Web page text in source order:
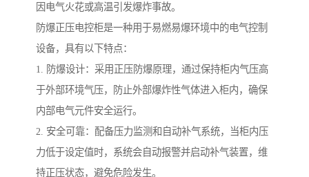
因电气火花或高温引发爆炸事故。
防爆正压电控柜是一种用于易燃易爆环境中的电气控制
设备，具有以下特点：
1. 防爆设计：采用正压防爆原理，通过保持柜内气压高
于外部环境气压，防止外部爆炸性气体进入柜内，确保
内部电气元件安全运行。
2. 安全可靠：配备压力监测和自动补气系统，当柜内压
力低于设定值时，系统会自动报警并启动补气装置，维
持正压状态，避免危险发生。